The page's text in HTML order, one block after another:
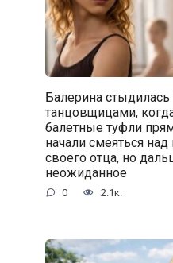
Балерина
танцовщицами,
балетные туфли
начали смеяться
своего отца, но
неожиданное
0 2.1к.